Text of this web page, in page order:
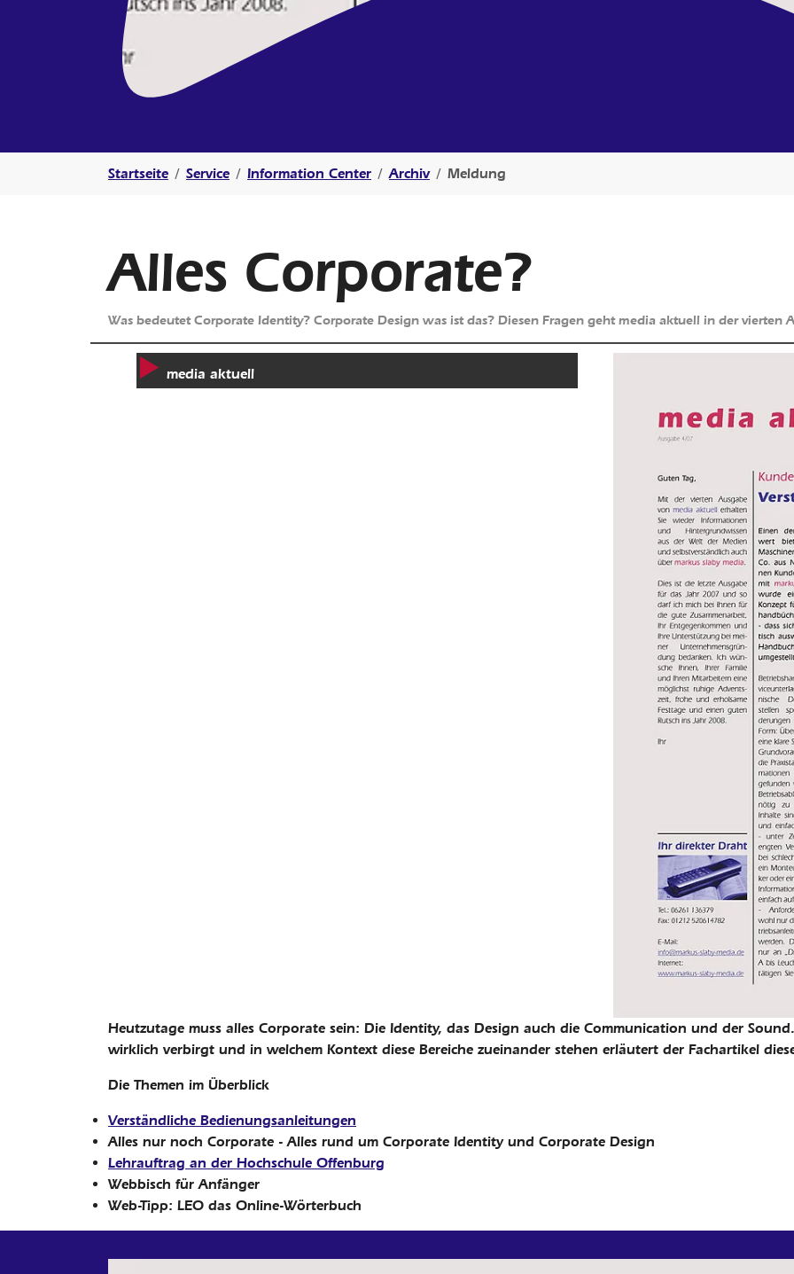
Startseite Service Information Center Archiv Meldung
Alles Corporate?
Was bedeutet Corporate Identity? Corporate Design was ist das? Diesen Fragen geht media aktuell in der vierten
media aktuell
Heutzutage muss alles Corporate sein: Die Identity, das Design auch die Communication und der
wirklich verbirgt und in welchem Kontext diese Bereiche zueinander stehen erläutert der Fachartikel
Die Themen im Überblick
Verständliche Bedienungsanleitungen
Alles nur noch Corporate - Alles rund um Corporate Identity und Corporate Design
Lehrauftrag an der Hochschule Offenburg
Webbisch für Anfänger
Web-Tipp: LEO das Online-Wörterbuch